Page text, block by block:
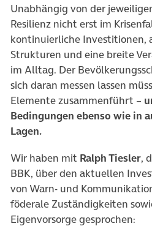
Unabhängig von der
Resilienz nicht erst im
kontinuierliche Investitionen,
Strukturen und eine breite
im Alltag. Der
sich daran messen lassen
Elemente zusammenführt –
Bedingungen ebenso wie in
Lagen.
Wir haben mit Ralph Tiesler,
BBK, über den aktuellen
von Warn- und
föderale Zuständigkeiten
Eigenvorsorge gesprochen: